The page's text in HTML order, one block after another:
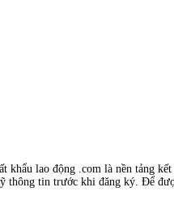
khẩu lao động .com là nền tảng
thông tin trước khi đăng ký. Để